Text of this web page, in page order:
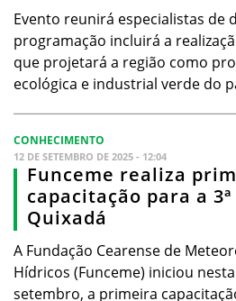
Evento reunirá especialistas de
programação incluirá a
que projetará a região como
ecológica e industrial verde do
CONHECIMENTO
12 DE SETEMBRO DE 2025 - 12:04
Funceme realiza
capacitação para a 3ª
Quixadá
A Fundação Cearense de
Hídricos (Funceme) iniciou
setembro, a primeira